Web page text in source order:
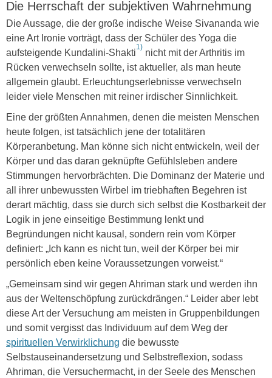
Die Herrschaft der subjektiven Wahrnehmung
Die Aussage, die der große indische Weise Sivananda wie
eine Art Ironie vorträgt, dass der Schüler des Yoga die
aufsteigende Kundalini-Shakti
1)
nicht mit der Arthritis im
Rücken verwechseln sollte, ist aktueller, als man heute
allgemein glaubt. Erleuchtungserlebnisse verwechseln
leider viele Menschen mit reiner irdischer Sinnlichkeit.
Eine der größten Annahmen, denen die meisten Menschen
heute folgen, ist tatsächlich jene der totalitären
Körperanbetung. Man könne sich nicht entwickeln, weil der
Körper und das daran geknüpfte Gefühlsleben andere
Stimmungen hervorbrächten. Die Dominanz der Materie und
all ihrer unbewussten Wirbel im triebhaften Begehren ist
derart mächtig, dass sie durch sich selbst die Kostbarkeit der
Logik in jene einseitige Bestimmung lenkt und
Begründungen nicht kausal, sondern rein vom Körper
definiert: „Ich kann es nicht tun, weil der Körper bei mir
persönlich eben keine Voraussetzungen vorweist.“
„Gemeinsam sind wir gegen Ahriman stark und werden ihn
aus der Weltenschöpfung zurückdrängen.“ Leider aber lebt
diese Art der Versuchung am meisten in Gruppenbildungen
und somit vergisst das Individuum auf dem Weg der
spirituellen Verwirklichung die bewusste
Selbstauseinandersetzung und Selbstreflexion, sodass
Ahriman, die Versuchermacht, in der Seele des Menschen